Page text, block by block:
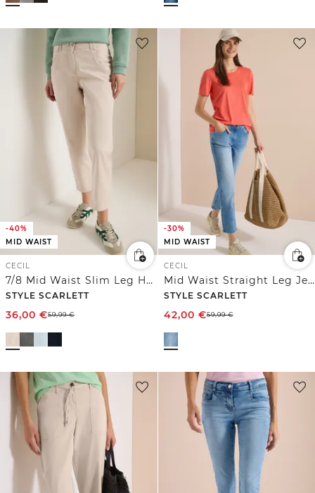
-40%
MID WAIST
CECIL
7/8 Mid Waist Slim Leg Hose im Casual Fit
STYLE SCARLETT
36,00 €59,99€
-30%
MID WAIST
CECIL
Mid Waist Straight Leg Jeans im Casual Fit
STYLE SCARLETT
42,00 €59,99€